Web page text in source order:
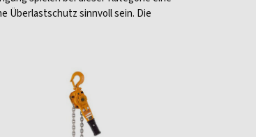
Überlastschutz sinnvoll sein. Die